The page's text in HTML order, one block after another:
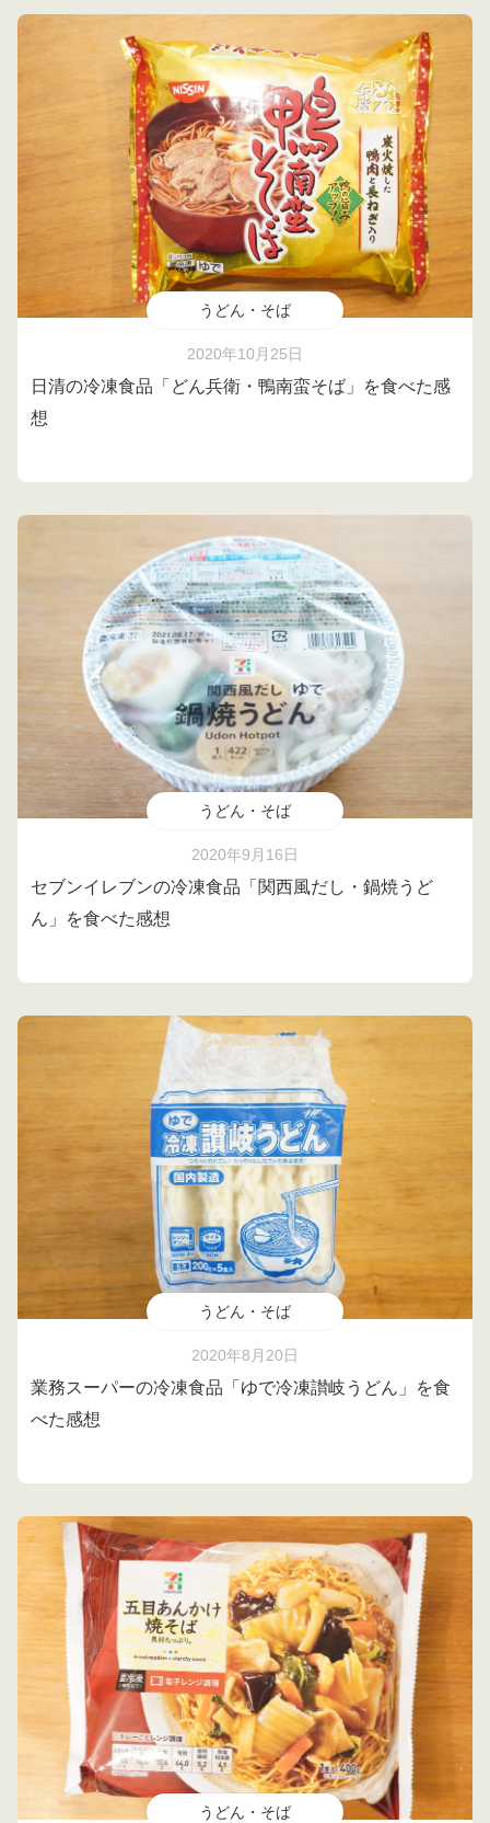
うどん・そば
2020年10月25日
日清の冷凍食品「どん兵衛・鴨南蛮そば」を食べた感
想
うどん・そば
2020年9月16日
セブンイレブンの冷凍食品「関西風だし・鍋焼うど
ん」を食べた感想
うどん・そば
2020年8月20日
業務スーパーの冷凍食品「ゆで冷凍讃岐うどん」を食
べた感想
うどん・そば